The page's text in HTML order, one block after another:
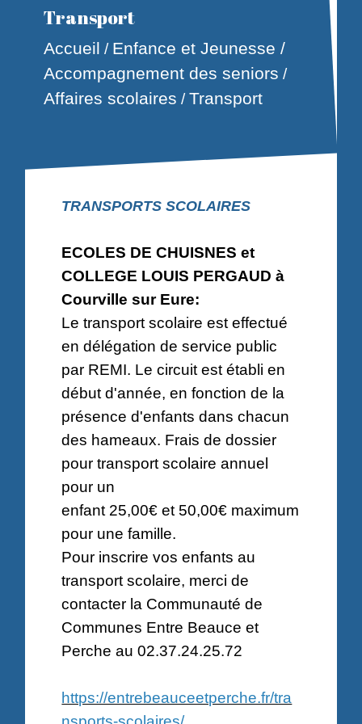
Transport
Accueil / Enfance et Jeunesse /
Accompagnement des seniors /
Affaires scolaires /Transport
TRANSPORTS SCOLAIRES
ECOLES DE CHUISNES et
COLLEGE LOUIS PERGAUD à
Courville sur Eure:
Le transport scolaire est effectué
en délégation de service public
par REMI. Le circuit est établi en
début d'année, en fonction de la
présence d'enfants dans chacun
des hameaux. Frais de dossier
pour transport scolaire annuel
pour un
enfant 25,00€ et 50,00€ maximum
pour une famille.
Pour inscrire vos enfants au
transport scolaire, merci de
contacter la Communauté de
Communes Entre Beauce et
Perche au 02.37.24.25.72
https://entrebeauceetperche.fr/tra